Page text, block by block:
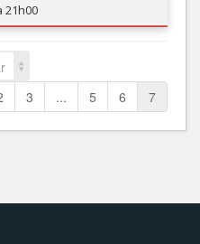
21h00
3 ... 5 6 7